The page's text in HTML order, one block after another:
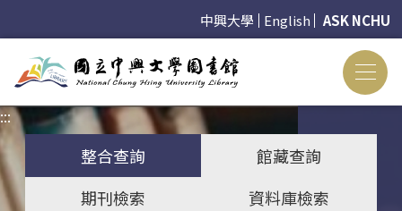
中興大學 English ASK NCHU
:::
整合查詢
館藏查詢
期刊檢索
資料庫檢索